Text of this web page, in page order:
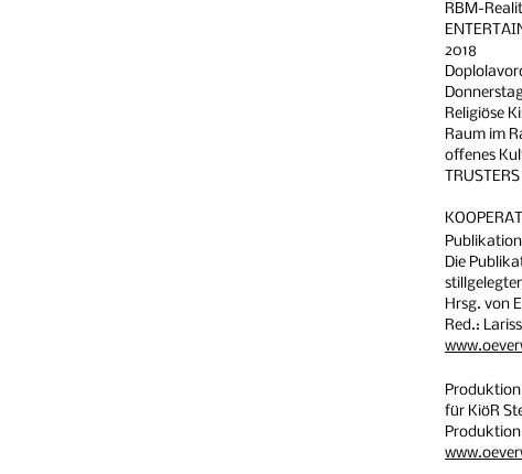
RBM-
2018
Religiöse
Raum im
offenes
Publikation
Die
Hrsg. von
Red.:
Produktion
für KiöR